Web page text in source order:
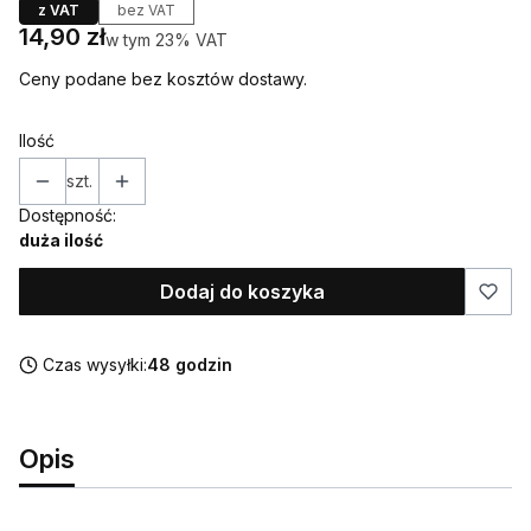
z VAT bez VAT
Cena
14,90 złw tym 23% VAT
w tym 23% VAT
Ceny podane bez kosztów dostawy.
Ilość
szt.
Dostępność:
duża ilość
Dodaj do koszyka
Czas wysyłki:48 godzin
Opis